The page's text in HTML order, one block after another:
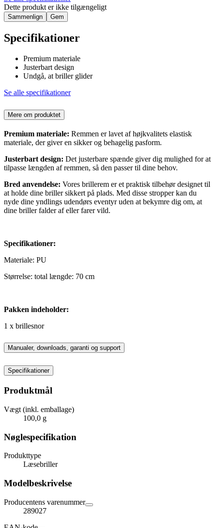
Dette produkt er ikke tilgængeligt
Sammenlign Gem
Specifikationer
Premium materiale
Justerbart design
Undgå, at briller glider
Se alle specifikationer
Mere om produktet
Premium materiale: Remmen er lavet af højkvalitets elastisk
materiale, der giver en sikker og behagelig pasform.
Justerbart design: Det justerbare spænde giver dig mulighed for at
tilpasse længden af remmen, så den passer til dine behov.
Bred anvendelse: Vores brillerem er et praktisk tilbehør designet til
at holde dine briller sikkert på plads. Med disse stropper kan du
nyde dine yndlings udendørs eventyr uden at bekymre dig om, at
dine briller falder af eller farer vild.
Specifikationer:
Materiale: PU
Størrelse: total længde: 70 cm
Pakken indeholder:
1 x brillesnor
Manualer, downloads, garanti og support
Specifikationer
Produktmål
Vægt (inkl. emballage)
100,0 g
Nøglespecifikation
Produkttype
Læsebriller
Modelbeskrivelse
Producentens varenummer
289027